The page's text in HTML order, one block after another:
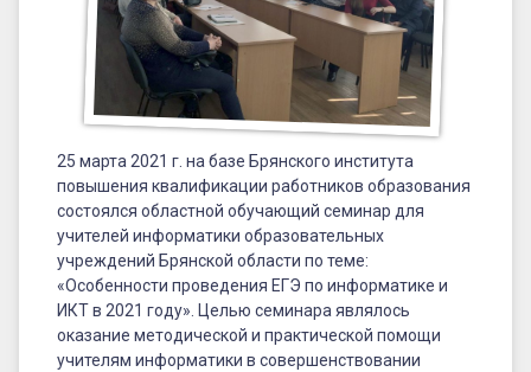
информатике
ИКТ
2021
году»
25 марта 2021 г. на базе Брянского института
повышения квалификации работников образования
состоялся областной обучающий семинар для
учителей информатики образовательных
учреждений Брянской области по теме:
«Особенности проведения ЕГЭ по информатике и
ИКТ в 2021 году». Целью семинара являлось
оказание методической и практической помощи
учителям информатики в совершенствовании